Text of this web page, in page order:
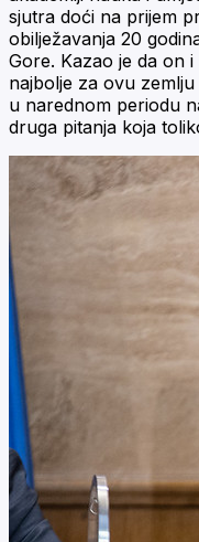
sjutra doći na prijem
obilježavanja 20
Gore. Kazao je da on
najbolje za ovu
u narednom periodu
druga pitanja koja